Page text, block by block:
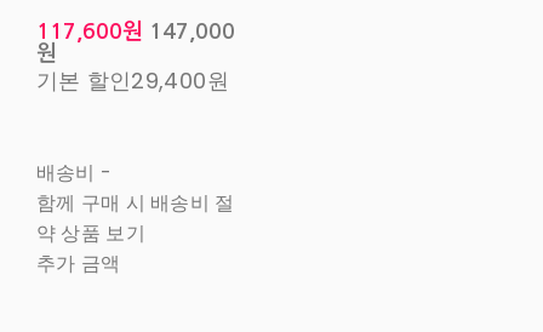
117,600원 147,000
원
기본 할인29,400원
배송비 -
함께 구매 시 배송비 절
약 상품 보기
추가 금액